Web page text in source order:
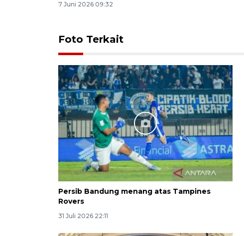
7 Juni 2026 09:32
Foto Terkait
Persib Bandung menang atas Tampines
Rovers
31 Juli 2026 22:11